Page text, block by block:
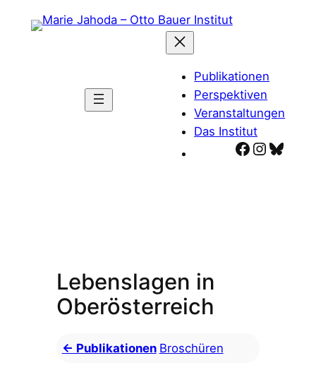
Inhalt
Publikationen
Perspektiven
Veranstaltungen
Das Institut
Facebook
Lebenslagen in
Oberösterreich
← Publikationen Broschüren